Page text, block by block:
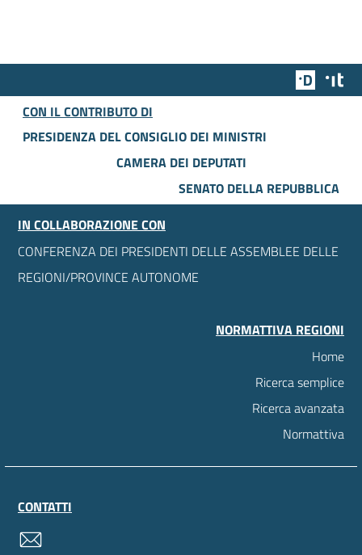
Team
CON IL CONTRIBUTO DI
PRESIDENZA DEL CONSIGLIO DEI MINISTRI
CAMERA DEI DEPUTATI
SENATO DELLA REPUBBLICA
IN COLLABORAZIONE CON
CONFERENZA DEI PRESIDENTI DELLE ASSEMBLEE DELLE
REGIONI/PROVINCE AUTONOME
NORMATTIVA REGIONI
Home
Ricerca semplice
Ricerca avanzata
Normattiva
CONTATTI